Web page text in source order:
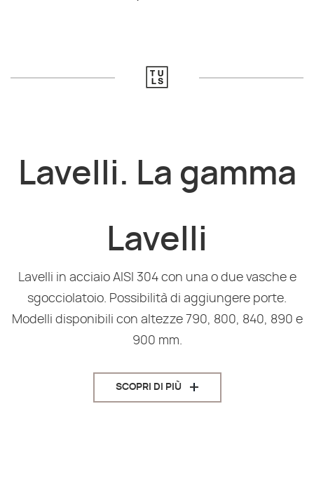
Lavelli. La gamma
Lavelli
Lavelli in acciaio AISI 304 con una o due vasche e
sgocciolatoio. Possibilità di aggiungere porte.
Modelli disponibili con altezze 790, 800, 840, 890 e
900 mm.
SCOPRI DI PIÙ